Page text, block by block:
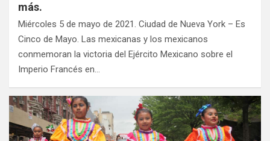
más.
Miércoles 5 de mayo de 2021. Ciudad de Nueva York – Es
Cinco de Mayo. Las mexicanas y los mexicanos
conmemoran la victoria del Ejército Mexicano sobre el
Imperio Francés en…